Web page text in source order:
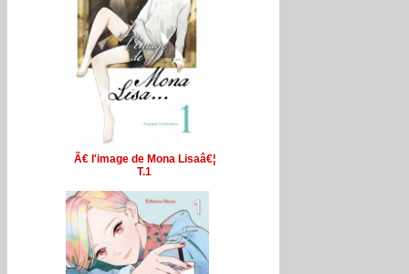
Ã€ l'image de Mona Lisaâ€¦
T.1